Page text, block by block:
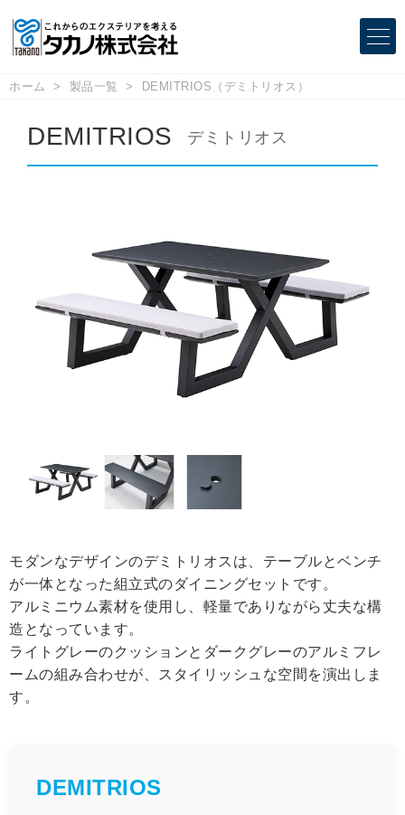
ホーム 製品一覧 DEMITRIOS（デミトリオス）
DEMITRIOS デミトリオス
モダンなデザインのデミトリオスは、テーブルとベンチ
が一体となった組立式のダイニングセットです。
アルミニウム素材を使用し、軽量でありながら丈夫な構
造となっています。
ライトグレーのクッションとダークグレーのアルミフレ
ームの組み合わせが、スタイリッシュな空間を演出しま
す。
DEMITRIOS